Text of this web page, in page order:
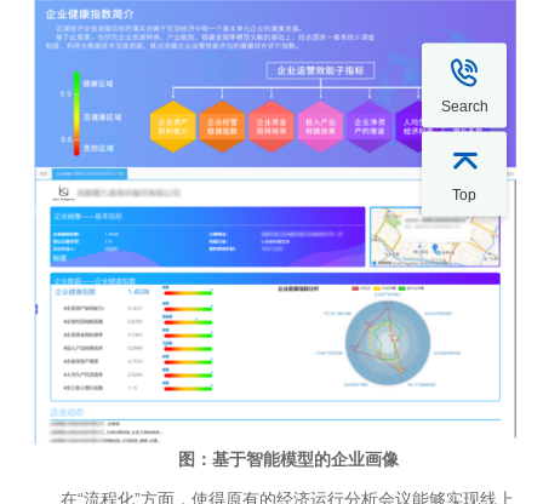
图：基于智能模型的企业画像
在“流程化”方面，使得原有的经济运行分析会议能够实现线上

Search

Top